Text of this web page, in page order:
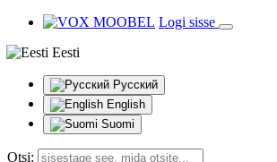
Logi sisse
Eesti
Русский
English
Suomi
Otsi: